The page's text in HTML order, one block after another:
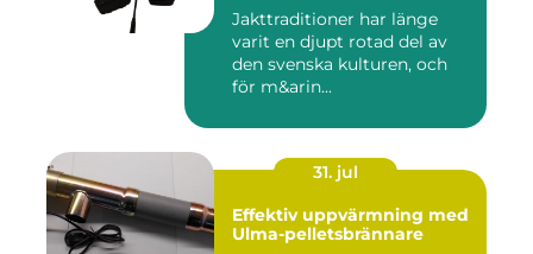
Jakttraditioner har länge
varit en djupt rotad del av
den svenska kulturen, och
för m&arin...
31. jul
Effektiv uppvärmning med
Ulma-pelletsbrännare